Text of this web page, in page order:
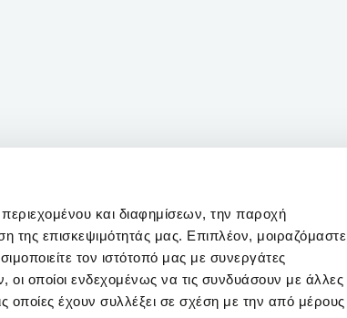
και διαφημίσεων, την παροχή
της επισκεψιμότητάς μας. Επιπλέον, μοιραζόμαστε
τον ιστότοπό μας με συνεργάτες
οποίοι ενδεχομένως να τις συνδυάσουν με άλλες
οποίες έχουν συλλέξει σε σχέση με την από μέρους